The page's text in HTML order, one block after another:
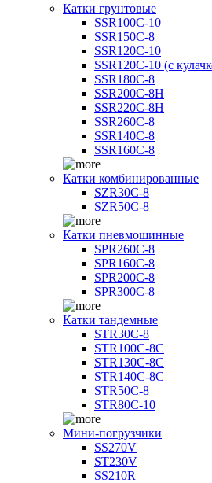
Катки грунтовые
SSR100C-10
SSR150C-8
SSR120C-10
SSR120C-10 (с
SSR180C-8
SSR200C-8H
SSR220C-8H
SSR260C-8
SSR140C-8
SSR160C-8
Катки комбинированные
SZR30C-8
SZR50C-8
Катки пневмошинные
SPR260C-8
SPR160C-8
SPR200C-8
SPR300C-8
Катки тандемные
STR30C-8
STR100C-8С
STR130C-8С
STR140C-8С
STR50C-8
STR80C-10
Мини-погрузчики
SS270V
ST230V
SS210R